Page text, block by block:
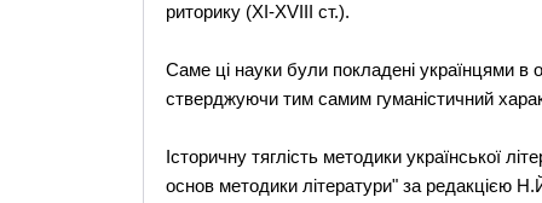
риторику (XI-XVIII ст.).
Саме ці науки були покладені українцями в
стверджуючи тим самим гуманістичний
Історичну тяглість методики української
основ методики літератури" за редакцією